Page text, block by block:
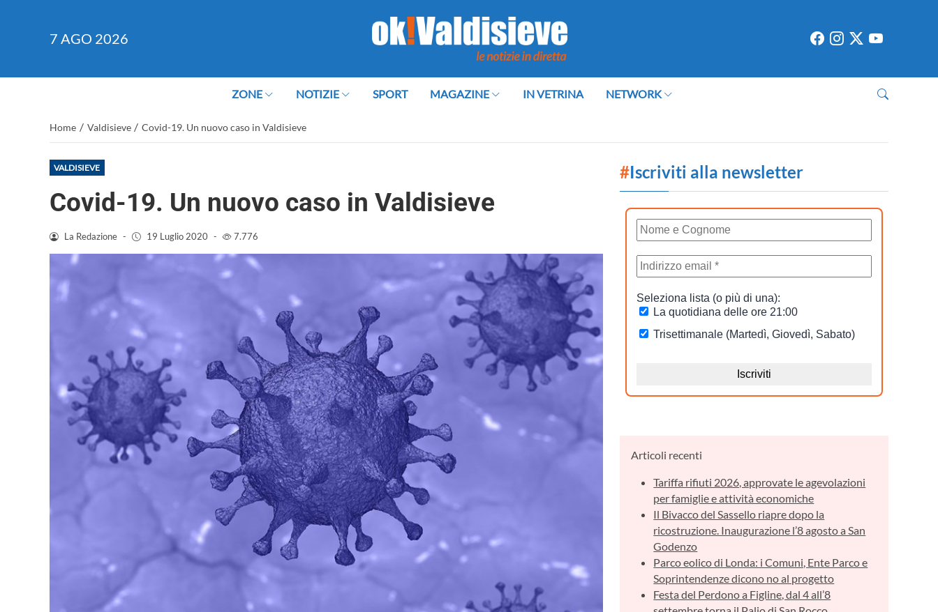
7 AGO 2026
ZONE NOTIZIE SPORT MAGAZINE IN VETRINA NETWORK
Home / Valdisieve / Covid-19. Un nuovo caso in Valdisieve
VALDISIEVE
Covid-19. Un nuovo caso in Valdisieve
La Redazione - 19 Luglio 2020 - 7.776
#Iscriviti alla newsletter
Articoli recenti
Tariffa rifiuti 2026, approvate le agevolazioni
per famiglie e attività economiche
Il Bivacco del Sassello riapre dopo la
ricostruzione. Inaugurazione l’8 agosto a San
Godenzo
Parco eolico di Londa: i Comuni, Ente Parco e
Soprintendenze dicono no al progetto
Festa del Perdono a Figline, dal 4 all’8